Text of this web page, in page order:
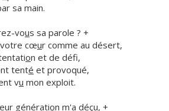
sa main.
vous sa parole ? +
votre cœur comme au désert,
on et de défi,
tenté et provoqué,
vu mon exploit.
génération m'a déçu, +